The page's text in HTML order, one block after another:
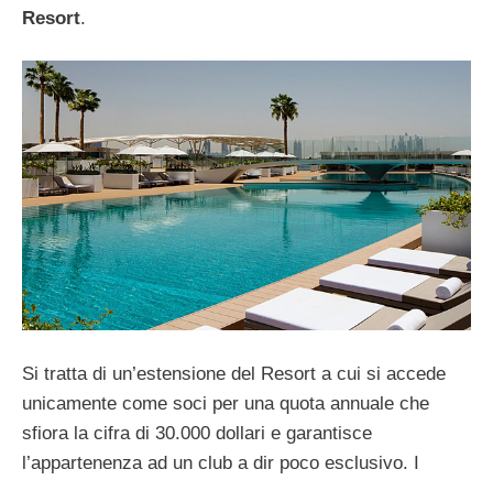
Resort.
Si tratta di un’estensione del Resort a cui si accede
unicamente come soci per una quota annuale che
sfiora la cifra di 30.000 dollari e garantisce
l’appartenenza ad un club a dir poco esclusivo. I